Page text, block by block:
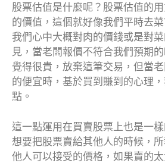
股票估值是什麼呢？股票估值的
的價值，這個就好像我們平時去
我們心中大概對肉的價錢或是對
見，當老闆報價不符合我們預期
覺得很貴，放棄這筆交易，但當
的便宜時，基於買到賺到的心理
點。
這一點運用在買賣股票上也是一
想要把股票賣給其他人的時候，
他人可以接受的價格，如果賣的